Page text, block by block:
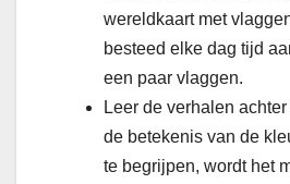
wereldkaart met
besteed elke dag tijd
een paar vlaggen.
Leer de verhalen
de betekenis van de
te begrijpen, wordt het